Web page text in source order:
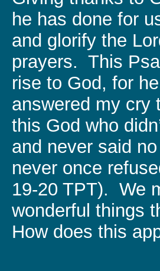
he has done for
and glorify the
prayers. This
rise to God, for
answered my cry
this God who
and never said
never once
19-20 TPT). We
wonderful things
How does this